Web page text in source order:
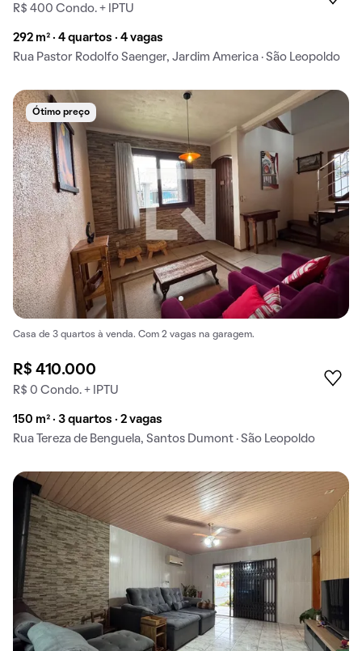
R$ 400 Condo. + IPTU
292 m² · 4 quartos · 4 vagas
Rua Pastor Rodolfo Saenger, Jardim America · São Leopoldo
Ótimo preço
Casa de 3 quartos à venda. Com 2 vagas na garagem.
R$ 410.000
R$ 0 Condo. + IPTU
150 m² · 3 quartos · 2 vagas
Rua Tereza de Benguela, Santos Dumont · São Leopoldo